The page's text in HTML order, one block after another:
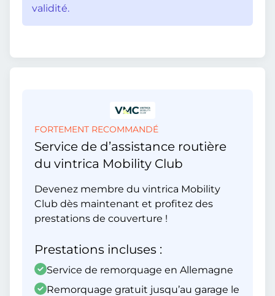
validité.
FORTEMENT RECOMMANDÉ
Service de d’assistance routière
du vintrica Mobility Club
Devenez membre du vintrica Mobility
Club dès maintenant et profitez des
prestations de couverture !
Prestations incluses :
Service de remorquage en Allemagne
Remorquage gratuit jusqu’au garage le